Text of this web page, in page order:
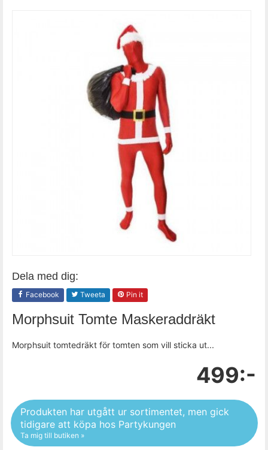
Dela med dig:
Facebook Tweeta Pin it
Morphsuit Tomte Maskeraddräkt
Morphsuit tomtedräkt för tomten som vill sticka ut...
499:-
Produkten har utgått ur sortimentet, men gick
tidigare att köpa hos Partykungen
Ta mig till butiken »